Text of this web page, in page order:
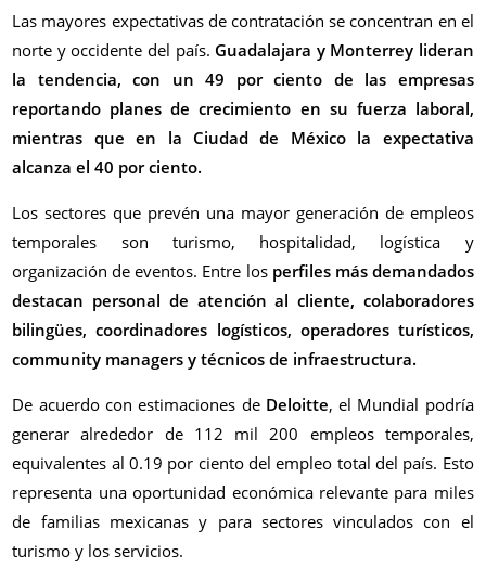
Las mayores expectativas de contratación se concentran en el
norte y occidente del país. Guadalajara y Monterrey lideran
la tendencia, con un 49 por ciento de las empresas
reportando planes de crecimiento en su fuerza laboral,
mientras que en la Ciudad de México la expectativa
alcanza el 40 por ciento.
Los sectores que prevén una mayor generación de empleos
temporales son turismo, hospitalidad, logística y
organización de eventos. Entre los perfiles más demandados
destacan personal de atención al cliente, colaboradores
bilingües, coordinadores logísticos, operadores turísticos,
community managers y técnicos de infraestructura.
De acuerdo con estimaciones deDeloitte, el Mundial podría
generar alrededor de 112 mil 200 empleos temporales,
equivalentes al 0.19 por ciento del empleo total del país. Esto
representa una oportunidad económica relevante para miles
de familias mexicanas y para sectores vinculados con el
turismo y los servicios.